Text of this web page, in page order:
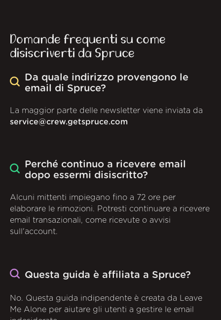
Domande frequenti su come
disiscriverti da Spruce
Da quale indirizzo provengono le
email di Spruce?
La maggior parte delle newsletter viene inviata da
service@crew.getspruce.com
Perché continuo a ricevere email
dopo essermi disiscritto?
Alcuni mittenti impiegano fino a 72 ore per
elaborare le rimozioni. Potresti continuare a ricevere
email transazionali, come ricevute o avvisi
sull'account.
Questa guida è affiliata a Spruce?
No. Questa guida indipendente è creata da Leave
Me Alone per aiutare gli utenti a gestire le email